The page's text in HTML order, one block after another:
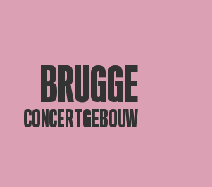
BRUGGE
CONCERTGEBOUW